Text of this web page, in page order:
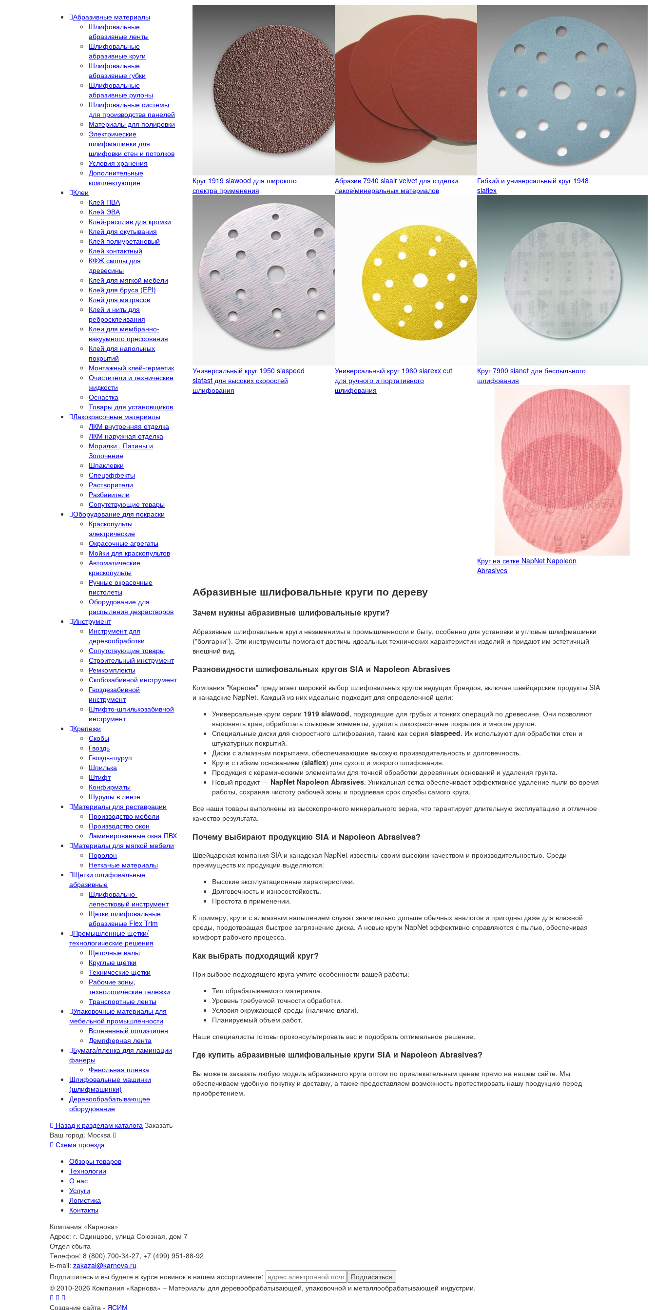
Абразивные материалы
Шлифовальные
абразивные ленты
Шлифовальные
абразивные круги
Шлифовальные
абразивные губки
Шлифовальные
абразивные рулоны
Шлифовальные системы
для производства панелей
Материалы для полировки
Электрические
шлифмашинки для
шлифовки стен и потолков
Условия хранения
Дополнительные
комплектующие
Клеи
Клей ПВА
Клей ЭВА
Клей-расплав для кромки
Клей для окутывания
Клей полиуретановый
Клей контактный
КФЖ смолы для
древесины
Клей для мягкой мебели
Клей для бруса (EPI)
Клей для матрасов
Клей и нить для
ребросклеивания
Клеи для мембранно-
вакуумного прессования
Клей для напольных
покрытий
Монтажный клей-герметик
Очистители и технические
жидкости
Оснастка
Товары для установщиков
Лакокрасочные материалы
ЛКМ внутренняя отделка
ЛКМ наружная отделка
Морилки , Патины и
Золочение
Шпаклевки
Спецэффекты
Растворители
Разбавители
Сопутствующие товары
Оборудование для покраски
Краскопульты
электрические
Окрасочные агрегаты
Мойки для краскопультов
Автоматические
краскопульты
Ручные окрасочные
пистолеты
Оборудование для
распыления дезрастворов
Инструмент
Инструмент для
деревообработки
Сопутствующие товары
Строительный инструмент
Ремкомплекты
Скобозабивной инструмент
Гвоздезабивной
инструмент
Штифто-шпилькозабивной
инструмент
Крепежи
Скобы
Гвоздь
Гвоздь-шуруп
Шпилька
Штифт
Конфирматы
Шурупы в ленте
Материалы для реставрации
Производство мебели
Производство окон
Ламинированные окна ПВХ
Материалы для мягкой мебели
Поролон
Нетканые материалы
Щетки шлифовальные
абразивные
Шлифовально-
лепестковый инструмент
Щетки шлифовальные
абразивные Flex Trim
Промышленные щетки/
технологические решения
Щеточные валы
Круглые щетки
Технические щетки
Рабочие зоны,
технологические тележки
Транспортные ленты
Упаковочные материалы для
мебельной промышленности
Вспененный полиэтилен
Демпферная лента
Бумага/пленка для ламинации
фанеры
Фенольная пленка
Шлифовальные машинки
(шлифмашинки)
Деревообрабатывающее
оборудование
Круг 1919 siawood для широкого
спектра применения
Абразив 7940 siaair velvet для отделки
лаков/минеральных материалов
Гибкий и универсальный круг 1948
siaflex
Универсальный круг 1950 siaspeed
siafast для высоких скоростей
шлифования
Универсальный круг 1960 siarexx cut
для ручного и портативного
шлифования
Круг 7900 sianet для беспыльного
шлифования
Круг на сетке NapNet Napoleon
Abrasives
Абразивные шлифовальные круги по дереву
Зачем нужны абразивные шлифовальные круги?
Абразивные шлифовальные круги незаменимы в промышленности и быту, особенно для установки в угловые шлифмашинки
("болгарки"). Эти инструменты помогают достичь идеальных технических характеристик изделий и придают им эстетичный
внешний вид.
Разновидности шлифовальных кругов SIA и Napoleon Abrasives
Компания "Карнова" предлагает широкий выбор шлифовальных кругов ведущих брендов, включая швейцарские продукты SIA
и канадские NapNet. Каждый из них идеально подходит для определенной цели:
Универсальные круги серии 1919 siawood, подходящие для грубых и тонких операций по древесине. Они позволяют
выровнять края, обработать стыковые элементы, удалить лакокрасочные покрытия и многое другое.
Специальные диски для скоростного шлифования, такие как серия siaspeed. Их используют для обработки стен и
штукатурных покрытий.
Диски с алмазным покрытием, обеспечивающие высокую производительность и долговечность.
Круги с гибким основанием (siaflex) для сухого и мокрого шлифования.
Продукция с керамическими элементами для точной обработки деревянных оснований и удаления грунта.
Новый продукт — NapNet Napoleon Abrasives. Уникальная сетка обеспечивает эффективное удаление пыли во время
работы, сохраняя чистоту рабочей зоны и продлевая срок службы самого круга.
Все наши товары выполнены из высокопрочного минерального зерна, что гарантирует длительную эксплуатацию и отличное
качество результата.
Почему выбирают продукцию SIA и Napoleon Abrasives?
Швейцарская компания SIA и канадская NapNet известны своим высоким качеством и производительностью. Среди
преимуществ их продукции выделяются:
Высокие эксплуатационные характеристики.
Долговечность и износостойкость.
Простота в применении.
К примеру, круги с алмазным напылением служат значительно дольше обычных аналогов и пригодны даже для влажной
среды, предотвращая быстрое загрязнение диска. А новые круги NapNet эффективно справляются с пылью, обеспечивая
комфорт рабочего процесса.
Как выбрать подходящий круг?
При выборе подходящего круга учтите особенности вашей работы:
Тип обрабатываемого материала.
Уровень требуемой точности обработки.
Условия окружающей среды (наличие влаги).
Планируемый объем работ.
Наши специалисты готовы проконсультировать вас и подобрать оптимальное решение.
Где купить абразивные шлифовальные круги SIA и Napoleon Abrasives?
Вы можете заказать любую модель абразивного круга оптом по привлекательным ценам прямо на нашем сайте. Мы
обеспечиваем удобную покупку и доставку, а также предоставляем возможность протестировать нашу продукцию перед
приобретением.
Назад к разделам каталога Заказать
Ваш город: Москва
Схема проезда
Обзоры товаров
Технологии
О нас
Услуги
Логистика
Контакты
Компания «Карнова»
Адрес: г. Одинцово, улица Союзная, дом 7
Отдел сбыта
Телефон: 8 (800) 700-34-27, +7 (499) 951-88-92
E-mail: zakazal@karnova.ru
Подпишитесь и вы будете в курсе новинок в нашем ассортименте:
Подписаться
© 2010-2026 Компания «Карнова» – Материалы для деревообрабатывающей, упаковочной и металлообрабатывающей индустрии.
Создание сайта - ЯСИМ